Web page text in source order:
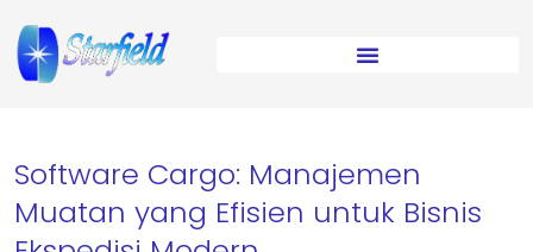
Software Cargo: Manajemen
Muatan yang Efisien untuk Bisnis